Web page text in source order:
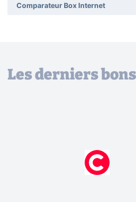
Comparateur Box Internet
Les derniers